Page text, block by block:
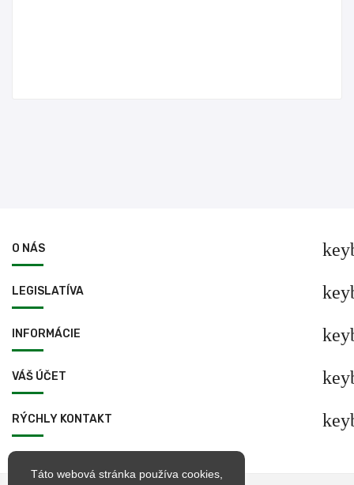
O NÁS
LEGISLATÍVA
INFORMÁCIE
VÁŠ ÚČET
RÝCHLY KONTAKT
Táto webová stránka používa cookies,